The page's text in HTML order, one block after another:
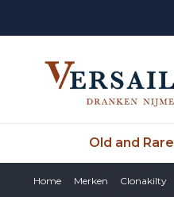
Old and Rare
Home Merken Clonakilty